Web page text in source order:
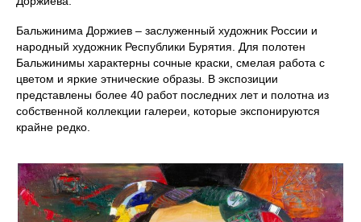
Бальжинима Доржиев – заслуженный художник России и
народный художник Республики Бурятия. Для полотен
Бальжинимы характерны сочные краски, смелая работа с
цветом и яркие этнические образы. В экспозиции
представлены более 40 работ последних лет и полотна из
собственной коллекции галереи, которые экспонируются
крайне редко.